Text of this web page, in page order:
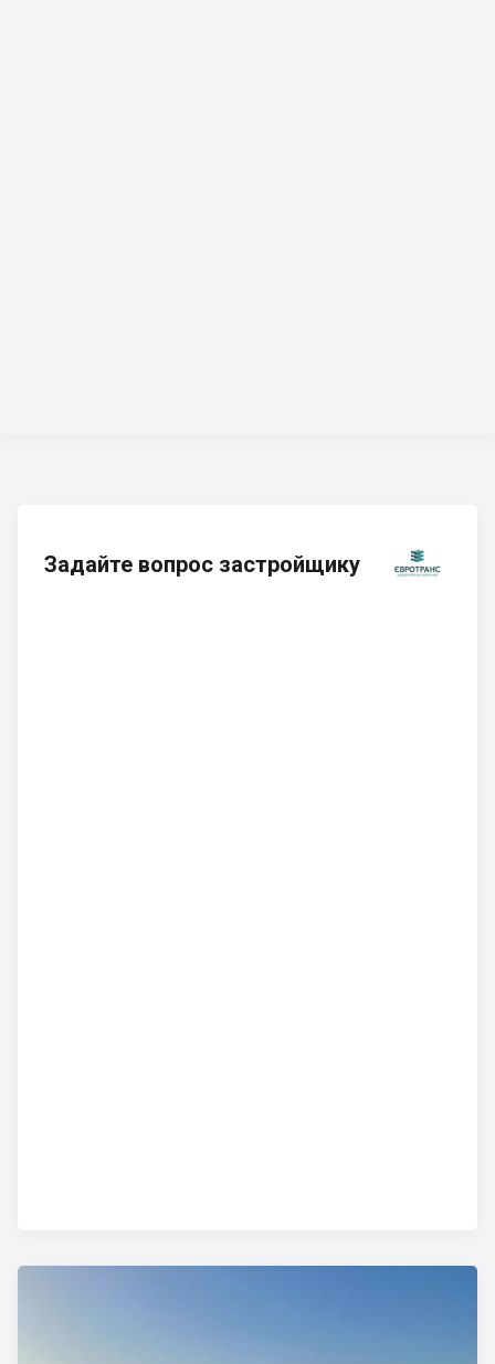
Задайте вопрос застройщику